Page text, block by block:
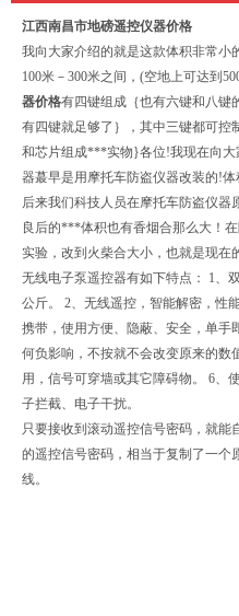
江西南昌市地磅遥控仪器价格
我向大家介绍的就是这款体积非常小
100米－300米之间，(空地上可达到
器价格有四键组成｛也有六键和八键
有四键就足够了｝，其中三键都可控
和芯片组成***实物}各位!我现在向大
器蕞早是用摩托车防盗仪器改装的!
后来我们科技人员在摩托车防盗仪
良后的***体积也有香烟合那么大！
实验，改到火柴合大小，也就是现在
无线电子泵遥控器有如下特点： 1、
公斤。 2、无线遥控，智能解密，性
携带，使用方便、隐蔽、安全，单手
何负影响，不按就不会改变原来的数
用，信号可穿墙或其它障碍物。 6、
子拦截、电子干扰。
只要接收到滚动遥控信号密码，就
的遥控信号密码，相当于复制了一个
线。